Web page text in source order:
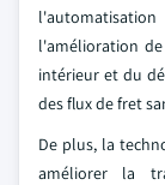
l'amélioration
intérieur et du
des flux de fret
De plus, la
améliorer la